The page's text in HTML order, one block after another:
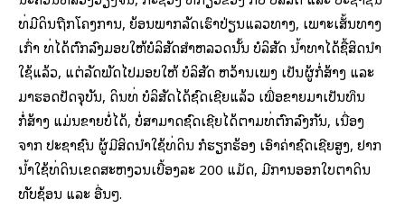
ທີ່​ມີ​ດິນ​ຖືກ​ໂຄງການ, ຍ້ອນ​ພາກ​ລັດ​ເຮົາ​ປ່ຽນ​ແລວ​ທາງ, ​ເພາະ​ເສັ້ນທາງ​
ເກົ່າ ທີ່​ໄດ້​ຕົກລົງ​ມອບ​ໃຫ້​ບໍລິສັດ​ສຳ​ຫລວດ​ນັ້ນ ບໍລິສັດ ນ້ຳທາ​ໄດ້​ຊື້ສິດ​ນຳ​
ໃຊ້​ແລ້ວ, ​ແຕ່​ລັດ​ພັດ​ໄປ​ມອບ​ໃຫ້ ບໍລິສັດ ຫວ້ານ​ເພີງ ​ເປັນ​ຜູ້ກໍ່ສ້າງ ​ແລະ
ມາ​ຮອດ​ປັດຈຸບັນ, ດິນ​ທີ່ ບໍລິສັດ​ໄດ້​ຊົດ​ເຊີຍ​ແລ້ວ ​ເພື່ອ​ຂາຍ​ມາ​ເປັນ​ທຶນ​
ກໍ່ສ້າງ ​ແມ່ນ​ຂາຍ​ບໍ່​ໄດ້, ບໍ່ສາມາດ​ຊົດ​ເຊີຍ​ໄດ້ຕາມ​ທີ່​ຕົກລົງ​ກັນ, ​ເນື່ອງ​
ຈາກ ປະຊາຊົນ ຜູ້​ມີ​ສິດ​ນຳ​ໃຊ້​ທີ່​ດິນ ກໍ​ຮຽກຮ້ອງ ​ເອົາ​ຄ່າ​ຊົດ​ເຊີຍ​ສູງ, ຢາກ​
ນ້ຳ​ໃຊ້​ທີ່​ດິນ​ເຂດ​ສະຫງວນ​ເບື້ອງລະ 200 ​ແມັດ, ມີ​ການ​ອອກ​ໃບ​ຕາດິນ​
ທັບ​ຊ້ອນ ​ແລະ ອື່ນໆ.